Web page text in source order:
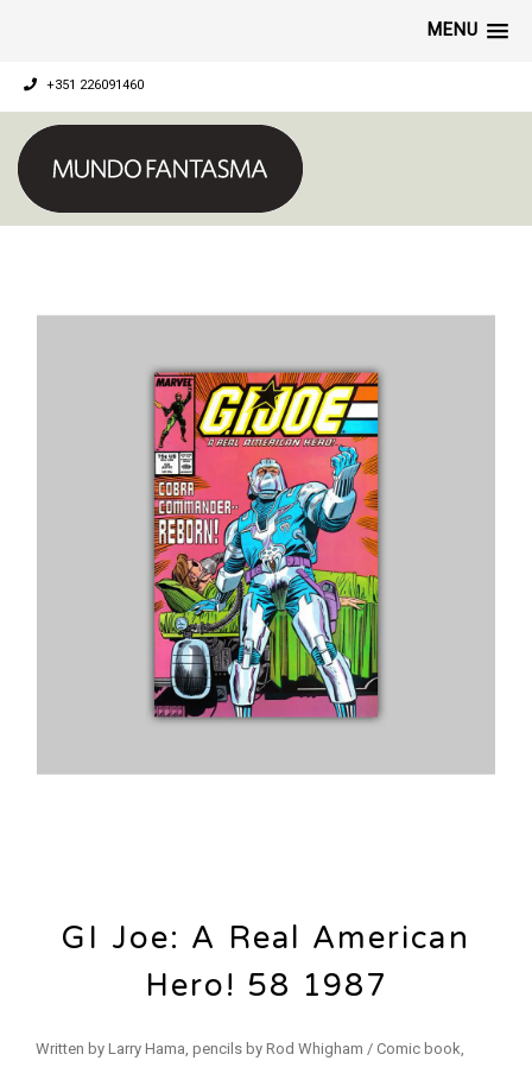
MENU
+351 226091460
GI Joe: A Real American
Hero! 58 1987
Written by Larry Hama, pencils by Rod Whigham / Comic book,